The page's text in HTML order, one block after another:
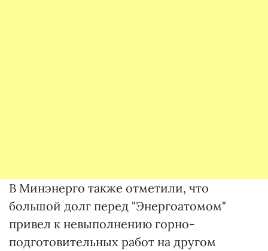
В Минэнерго также отметили, что
большой долг перед "Энергоатомом"
привел к невыполнению горно-
подготовительных работ на другом